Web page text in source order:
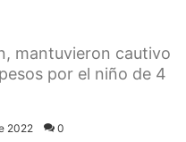
mantuvieron cautivo
por el niño de 4
2022 0